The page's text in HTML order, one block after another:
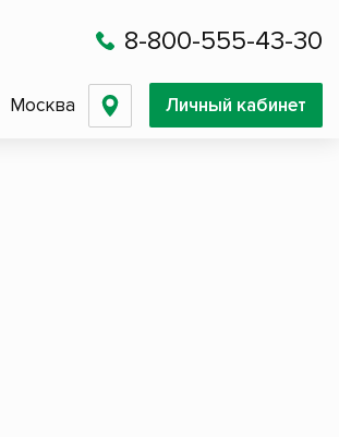
8-800-555-43-30
Москва Личный кабинет